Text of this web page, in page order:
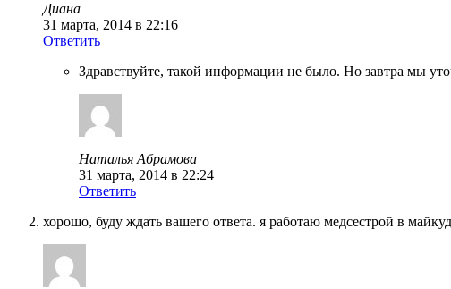
Диана
31 марта, 2014 в 22:16
Ответить
Здравствуйте, такой информации не было. Но завтра мы
Наталья Абрамова
31 марта, 2014 в 22:24
Ответить
хорошо, буду ждать вашего ответа. я работаю медсестрой в